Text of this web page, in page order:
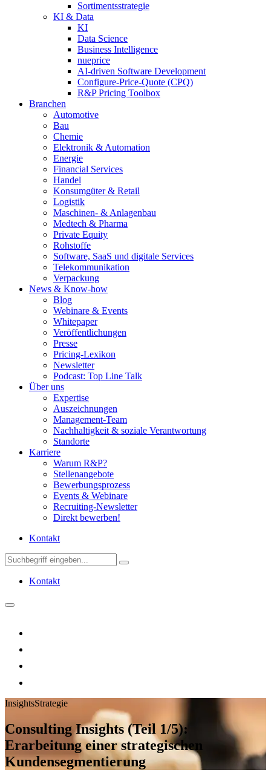
Sortimentsstrategie
KI & Data
KI
Data Science
Business Intelligence
nueprice
AI-driven Software Development
Configure-Price-Quote (CPQ)
R&P Pricing Toolbox
Branchen
Automotive
Bau
Chemie
Elektronik & Automation
Energie
Financial Services
Handel
Konsumgüter & Retail
Logistik
Maschinen- & Anlagenbau
Medtech & Pharma
Private Equity
Rohstoffe
Software, SaaS und digitale Services
Telekommunikation
Verpackung
News & Know-how
Blog
Webinare & Events
Whitepaper
Veröffentlichungen
Presse
Pricing-Lexikon
Newsletter
Podcast: Top Line Talk
Über uns
Expertise
Auszeichnungen
Management-Team
Nachhaltigkeit & soziale Verantwortung
Standorte
Karriere
Warum R&P?
Stellenangebote
Bewerbungsprozess
Events & Webinare
Recruiting-Newsletter
Direkt bewerben!
Kontakt
Kontakt
InsightsStrategie
Consulting Insights (Teil 1/5):
Erarbeitung einer strategischen
Kundensegmentierung